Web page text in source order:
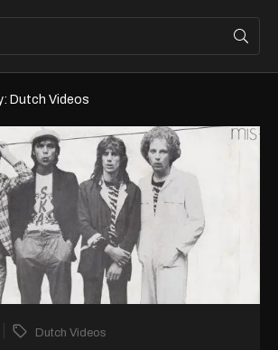
Dutch Videos
Dutch Videos